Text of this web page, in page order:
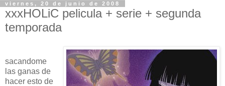
viernes, 20 de junio de 2008
xxxHOLiC pelicula + serie + segunda
temporada
sacandome
las ganas de
hacer esto de